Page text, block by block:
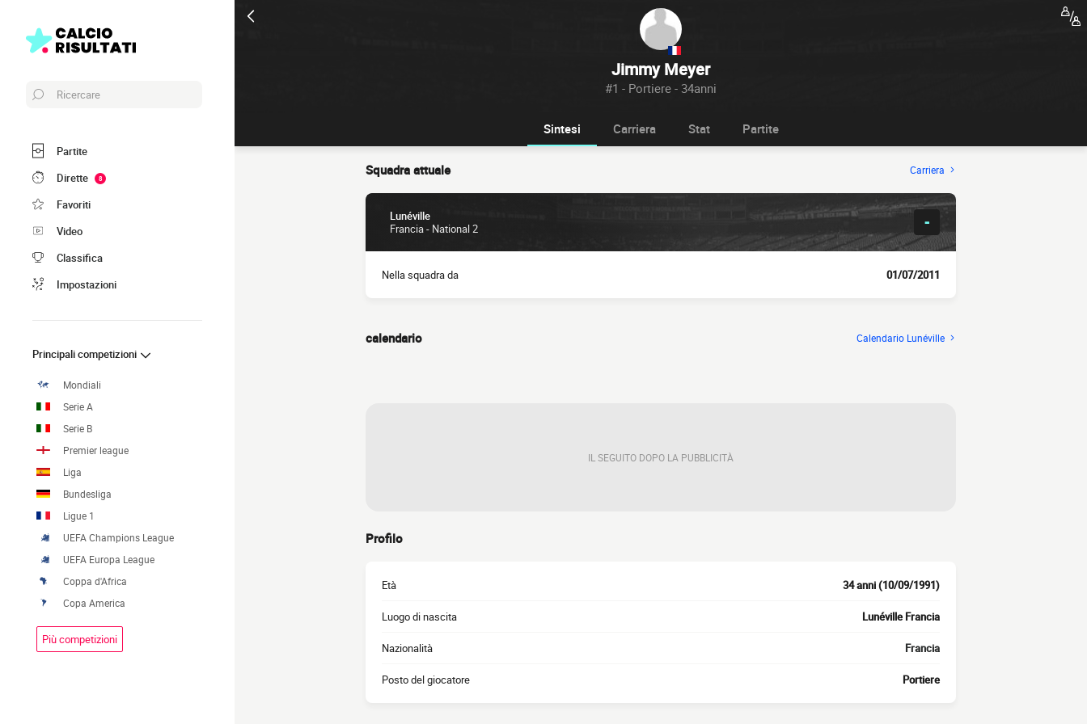
Jimmy Meyer
#1 - Portiere - 34anni
Ricercare
Partite
Dirette
8
Favoriti
Video
Classifica
Impostazioni
Principali competizioni
Mondiali
Serie A
Serie B
Premier league
Liga
Bundesliga
Ligue 1
UEFA Champions League
UEFA Europa League
Coppa d'Africa
Copa America
Più competizioni
Sintesi Carriera Stat Partite
Squadra attuale Carriera
Lunéville
Francia - National 2
-
Nella squadra da 01/07/2011
calendario Calendario Lunéville
IL SEGUITO DOPO LA PUBBLICITÀ
Profilo
Età 34 anni (10/09/1991)
Luogo di nascita Lunéville Francia
Nazionalità Francia
Posto del giocatore Portiere